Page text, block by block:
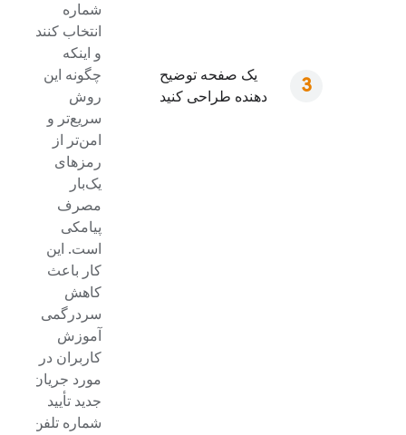
یک صفحه توضیح
دهنده طراحی کنید
شماره
انتخاب کنند
و اینکه
چگونه این
روش
سریع‌تر و
امن‌تر از
رمزهای
یک‌بار
مصرف
پیامکی
است. این
کار باعث
کاهش
سردرگمی و
آموزش
کاربران در
مورد جریان
جدید تأیید
شماره تلفن